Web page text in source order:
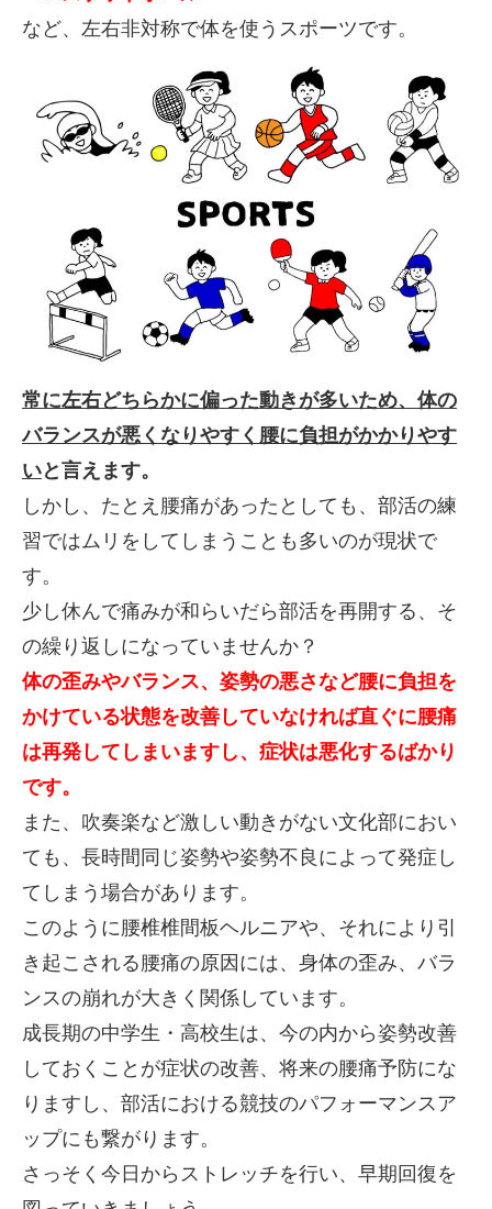
など、左右非対称で体を使うスポーツです。
常に左右どちらかに偏った動きが多いため、体の
バランスが悪くなりやすく腰に負担がかかりやす
いと言えます。
しかし、たとえ腰痛があったとしても、部活の練
習ではムリをしてしまうことも多いのが現状で
す。
少し休んで痛みが和らいだら部活を再開する、そ
の繰り返しになっていませんか？
体の歪みやバランス、姿勢の悪さなど腰に負担を
かけている状態を改善していなければ直ぐに腰痛
は再発してしまいますし、症状は悪化するばかり
です。
また、吹奏楽など激しい動きがない文化部におい
ても、長時間同じ姿勢や姿勢不良によって発症し
てしまう場合があります。
このように腰椎椎間板ヘルニアや、それにより引
き起こされる腰痛の原因には、身体の歪み、バラ
ンスの崩れが大きく関係しています。
成長期の中学生・高校生は、今の内から姿勢改善
しておくことが症状の改善、将来の腰痛予防にな
りますし、部活における競技のパフォーマンスア
ップにも繋がります。
さっそく今日からストレッチを行い、早期回復を